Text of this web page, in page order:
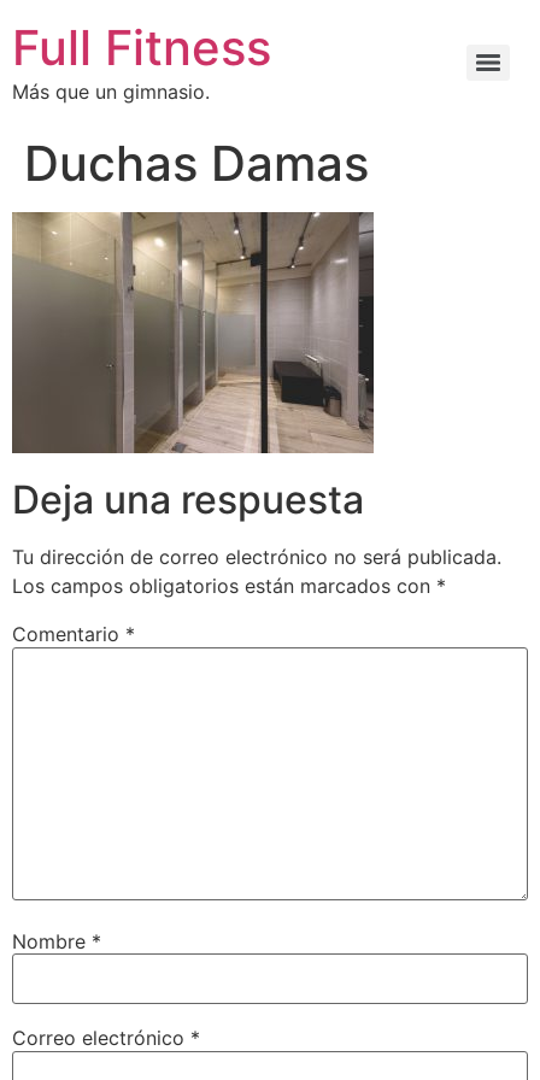
Full Fitness
Más que un gimnasio.
Duchas Damas
Deja una respuesta
Tu dirección de correo electrónico no será publicada.
Los campos obligatorios están marcados con *
Comentario *
Nombre *
Correo electrónico *